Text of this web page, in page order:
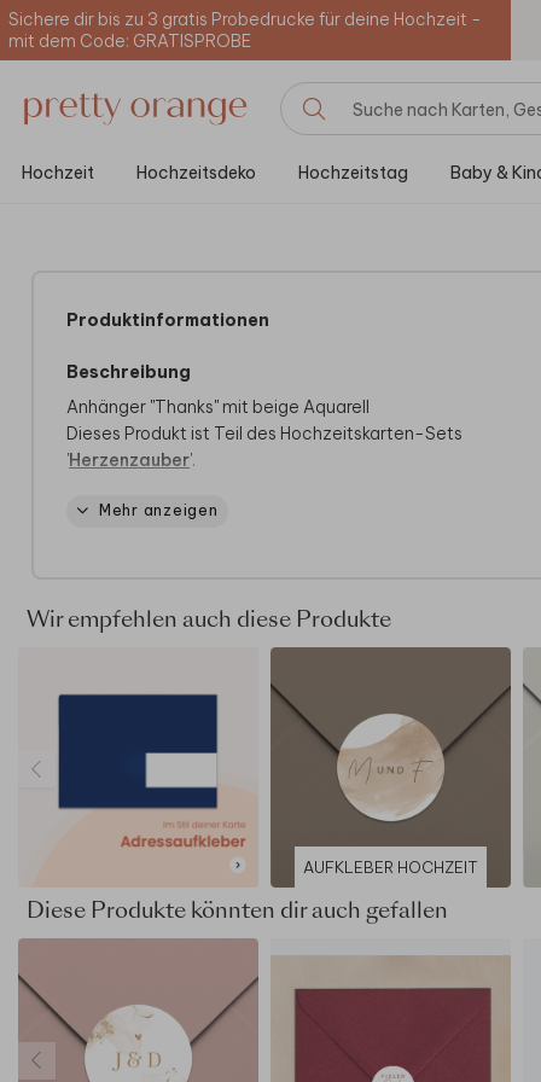
Sichere dir bis zu 3 gratis Probedrucke für deine Hochzeit -
mit dem Code: GRATISPROBE
Hochzeit Hochzeitsdeko Hochzeitstag Baby &
Produktinformationen
Beschreibung
Anhänger "Thanks" mit beige Aquarell
Dieses Produkt ist Teil des Hochzeitskarten-Sets
'Herzenzauber'.
40mm ø, auf Gestrichener Karton, 16 Stück.
Designelemente von deiner Karte auf einen Anhänger
übertragen möchtest, kontaktiere bitte unseren
Erstes Set von Anhänger €17,95, danach €12,95 pro
Individualisiere deine Anhänger in unserem
Persönlicher Kundenservice für all deine Fragen
Lieferung ist
Mehr anzeigen
Wir empfehlen auch diese Produkte
AUFKLEBER HOCHZEIT
Diese Produkte könnten dir auch gefallen